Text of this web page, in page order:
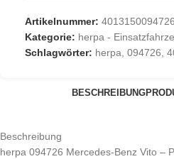
Artikelnummer: 4013150094726
Kategorie: herpa -
Schlagwörter: herpa, 094726,
BESCHREIBUNG
Beschreibung
herpa 094726 Mercedes-Benz Vito –